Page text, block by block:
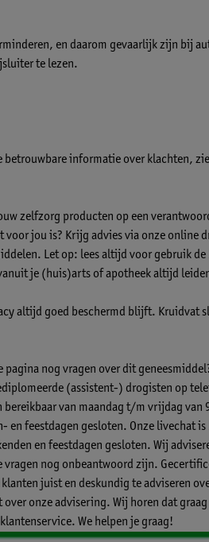
en daarom gevaarlijk zijn bij
te lezen.
betrouwbare informatie over klachten,
zelfzorg producten op een
jou is? Krijg advies via onze online
Let op: lees altijd voor gebruik
je (huis)arts of apotheek altijd
altijd goed beschermd blijft. Kruidvat
pagina nog vragen over dit
(assistent-) drogisten op
van maandag t/m vrijdag van
en feestdagen gesloten. Onze livechatis
en feestdagen gesloten. Wij
nog onbeantwoord zijn.
juist en deskundig te adviseren
onze advisering. Wij horen dat
We helpen je graag!